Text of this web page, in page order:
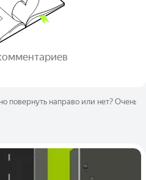
повернуть направо или нет? Очень